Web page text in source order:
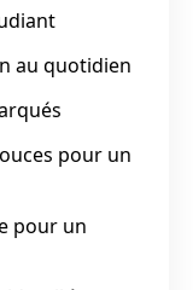
au quotidien
pour un
pour un